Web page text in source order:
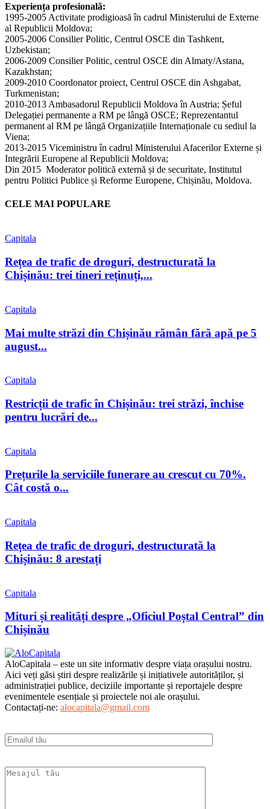
Experiența profesională:
1995-2005 Activitate prodigioasă în cadrul Ministerului de Externe
al Republicii Moldova;
2005-2006 Consilier Politic, Centrul OSCE din Tashkent,
Uzbekistan;
2006-2009 Consilier Politic, centrul OSCE din Almaty/Astana,
Kazakhstan;
2009-2010 Coordonator proiect, Centrul OSCE din Ashgabat,
Turkmenistan;
2010-2013 Ambasadorul Republicii Moldova în Austria; Șeful
Delegației permanente a RM pe lângă OSCE; Reprezentantul
permanent al RM pe lângă Organizațiile Internaționale cu sediul la
Viena;
2013-2015 Viceministru în cadrul Ministerului Afacerilor Externe și
Integrării Europene al Republicii Moldova;
Din 2015 Moderator politică externă și de securitate, Institutul
pentru Politici Publice și Reforme Europene, Chișinău, Moldova.
CELE MAI POPULARE
Capitala
Rețea de trafic de droguri, destructurată la
Chișinău: trei tineri reținuți,...
Capitala
Mai multe străzi din Chișinău rămân fără apă pe 5
august...
Capitala
Restricții de trafic în Chișinău: trei străzi, închise
pentru lucrări de...
Capitala
Prețurile la serviciile funerare au crescut cu 70%.
Cât costă o...
Capitala
Rețea de trafic de droguri, destructurată la
Chișinău: 8 arestați
Capitala
Mituri și realități despre „Oficiul Poștal Central” din
Chișinău
AloCapitala – este un site informativ despre viața orașului nostru.
Aici veți găsi știri despre realizările și inițiativele autorităților, și
administrației publice, deciziile importante și reportajele despre
evenimentele esențiale și proiectele noi ale orașului.
Contactați-ne: alocapitala@gmail.com